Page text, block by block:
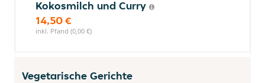
Kokosmilch und Curry
14,50 €
inkl. Pfand (0,00 €)
Vegetarische Gerichte